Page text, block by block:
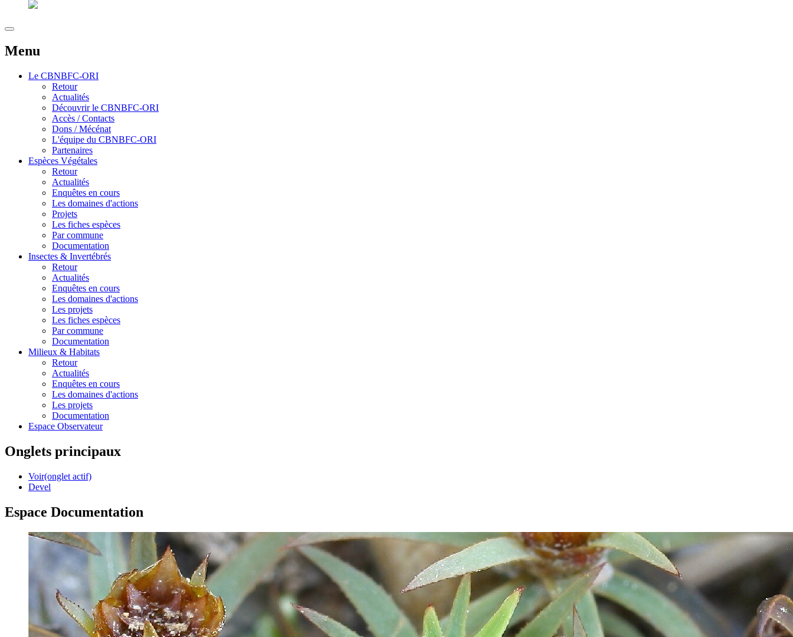
Menu
Le CBNBFC-ORI
Retour
Actualités
Découvrir le CBNBFC-ORI
Accès / Contacts
Dons / Mécénat
L'équipe du CBNBFC-ORI
Partenaires
Espèces Végétales
Retour
Actualités
Enquêtes en cours
Les domaines d'actions
Projets
Les fiches espèces
Par commune
Documentation
Insectes & Invertébrés
Retour
Actualités
Enquêtes en cours
Les domaines d'actions
Les projets
Les fiches espèces
Par commune
Documentation
Milieux & Habitats
Retour
Actualités
Enquêtes en cours
Les domaines d'actions
Les projets
Documentation
Espace Observateur
Onglets principaux
Voir(onglet actif)
Devel
Espace Documentation